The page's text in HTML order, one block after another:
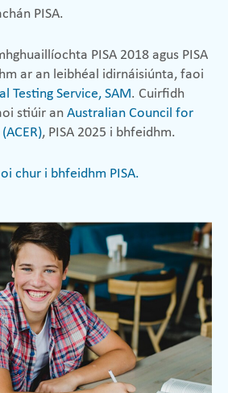
PISA.
PISA 2018 agus PISA
ar an leibhéal idirnáisiúnta, faoi
Testing Service, SAM. Cuirfidh
stiúir an Australian Council for
, PISA 2025 i bhfeidhm.
chur i bhfeidhm PISA.